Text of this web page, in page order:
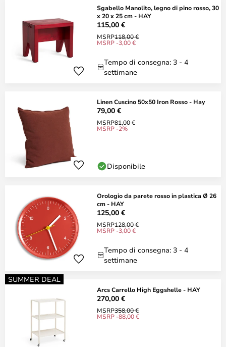
Sgabello Manolito, legno di pino rosso, 30
x 20 x 25 cm - HAY
115,00 €
MSRP118,00 €
MSRP -3,00 €
Tempo di consegna: 3 - 4
settimane
Linen Cuscino 50x50 Iron Rosso - Hay
79,00 €
MSRP81,00 €
MSRP -2%
Disponibile
Orologio da parete rosso in plastica Ø 26
cm - HAY
125,00 €
MSRP128,00 €
MSRP -3,00 €
Tempo di consegna: 3 - 4
settimane
SUMMER DEAL
Arcs Carrello High Eggshelle - HAY
270,00 €
MSRP358,00 €
MSRP -88,00 €